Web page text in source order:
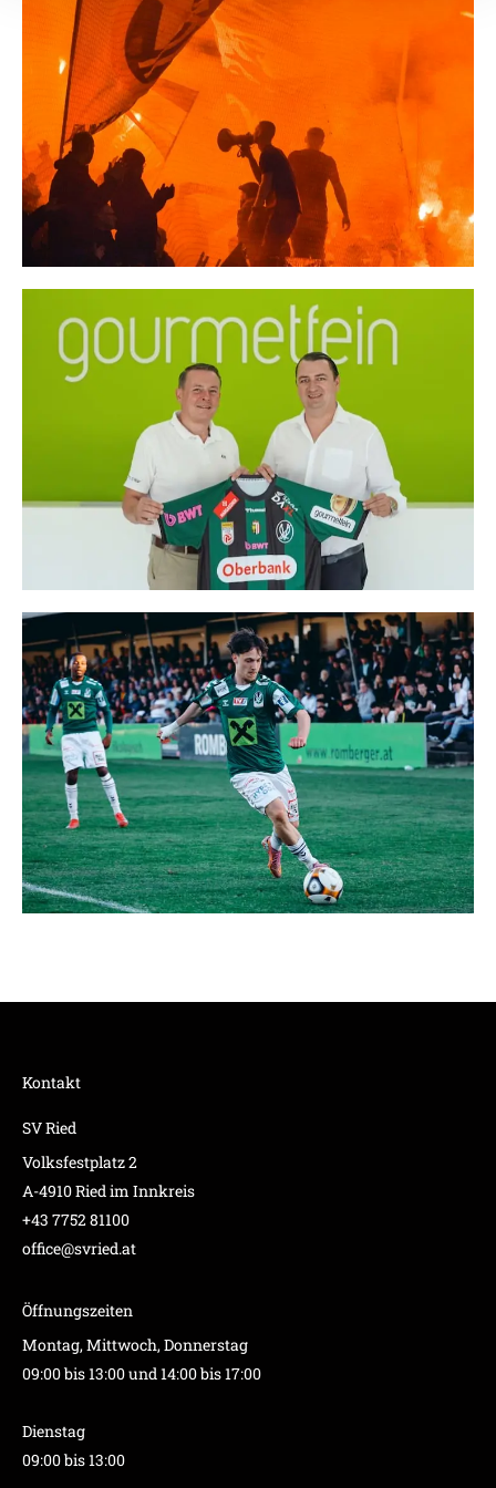
Empfänger entnehmen Sie unserer
Datenschutzerklärung
Kontakt
SV Ried
Volksfestplatz 2
A-4910 Ried im Innkreis
+43 7752 81100
office@svried.at
Öffnungszeiten
Montag, Mittwoch, Donnerstag
09:00 bis 13:00 und 14:00 bis 17:00
Dienstag
09:00 bis 13:00